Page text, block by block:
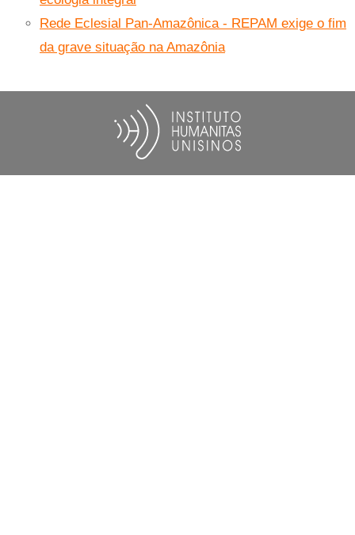
Rede Eclesial Pan-Amazônica - REPAM exige o fim
da grave situação na Amazônia